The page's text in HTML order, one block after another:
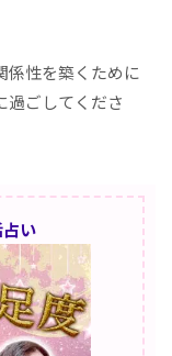
係性を築くために
過ごしてくださ
い